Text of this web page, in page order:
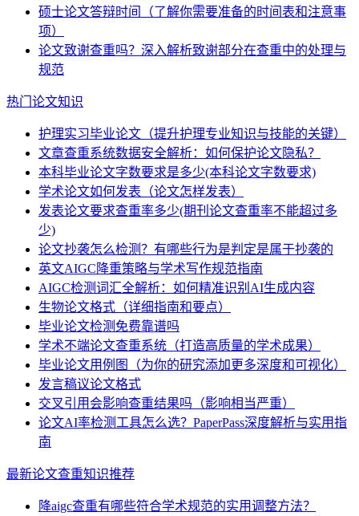
硕士论文答辩时间（了解你需要准备的时间表和注意事
项）
论文致谢查重吗？深入解析致谢部分在查重中的处理与
规范
热门论文知识
护理实习毕业论文（提升护理专业知识与技能的关键）
文章查重系统数据安全解析：如何保护论文隐私？
本科毕业论文字数要求是多少(本科论文字数要求)
学术论文如何发表（论文怎样发表）
发表论文要求查重率多少(期刊论文查重率不能超过多
少)
论文抄袭怎么检测？有哪些行为是判定是属于抄袭的
英文AIGC降重策略与学术写作规范指南
AIGC检测词汇全解析：如何精准识别AI生成内容
生物论文格式（详细指南和要点）
毕业论文检测免费靠谱吗
学术不端论文查重系统（打造高质量的学术成果）
毕业论文用例图（为你的研究添加更多深度和可视化）
发言稿议论文格式
交叉引用会影响查重结果吗（影响相当严重）
论文AI率检测工具怎么选？PaperPass深度解析与实用指
南
最新论文查重知识推荐
降aigc查重有哪些符合学术规范的实用调整方法？